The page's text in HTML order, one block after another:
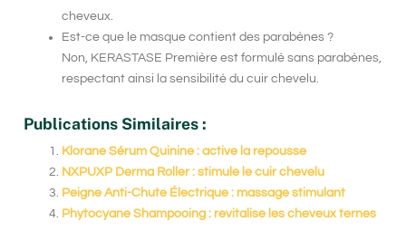
cheveux.
Est-ce que le masque contient des parabènes ?
Non, KERASTASE Première est formulé sans parabènes,
respectant ainsi la sensibilité du cuir chevelu.
Publications Similaires :
Klorane Sérum Quinine : active la repousse
NXPUXP Derma Roller : stimule le cuir chevelu
Peigne Anti-Chute Électrique : massage stimulant
Phytocyane Shampooing : revitalise les cheveux ternes